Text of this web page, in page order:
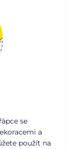
se
a
použít na